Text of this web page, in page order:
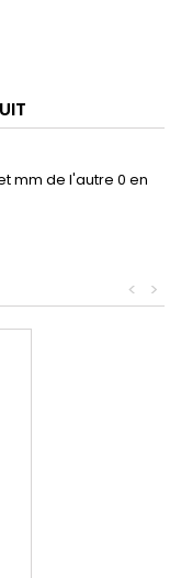
mm de l'autre 0 en
>
<